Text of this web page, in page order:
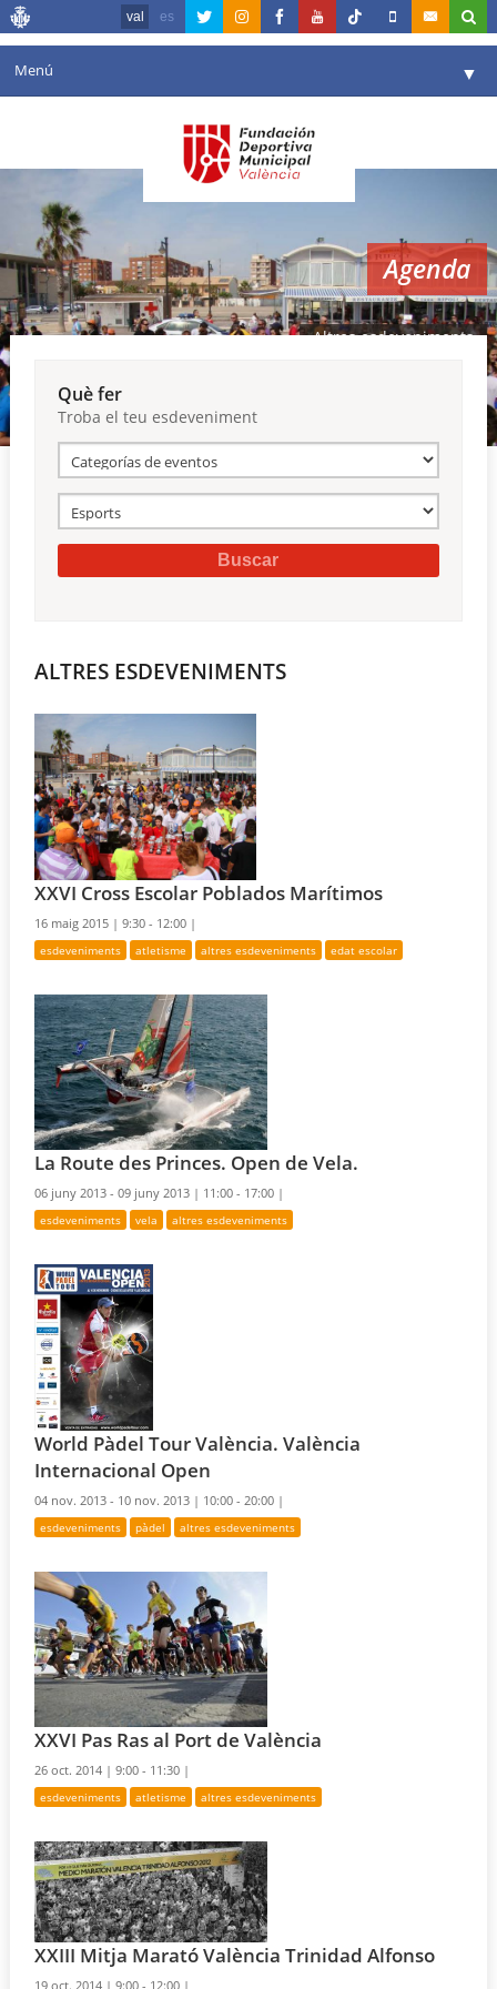
val es
Menú ▼
Agenda
Instal·lacions
Comunicació ▼
València en esport ▼
Reserves
Agenda
Altres esdeveniments
Què fer
Troba el teu esdeveniment
ALTRES ESDEVENIMENTS
XXVI Cross Escolar Poblados Marítimos
16 maig 2015 |9:30 - 12:00 |
esdeveniments atletisme altres esdeveniments edat escolar
La Route des Princes. Open de Vela.
06 juny 2013 - 09 juny 2013 | 11:00 - 17:00 |
esdeveniments vela altres esdeveniments
World Pàdel Tour València. València
Internacional Open
04 nov. 2013 - 10 nov. 2013 | 10:00 - 20:00 |
esdeveniments pàdel altres esdeveniments
XXVI Pas Ras al Port de València
26 oct. 2014 |9:00 - 11:30 |
esdeveniments atletisme altres esdeveniments
XXIII Mitja Marató València Trinidad Alfonso
19 oct. 2014 |9:00 - 12:00 |